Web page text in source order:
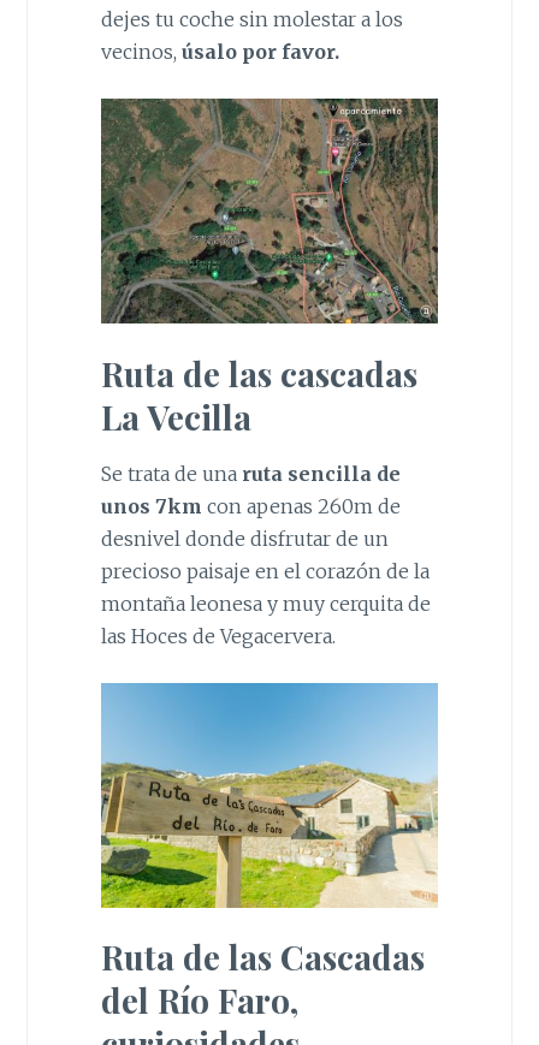
dejes tu coche sin molestar a los
vecinos, úsalo por favor.
Ruta de las cascadas
La Vecilla
Se trata de una ruta sencilla de
unos 7km con apenas 260m de
desnivel donde disfrutar de un
precioso paisaje en el corazón de la
montaña leonesa y muy cerquita de
las Hoces de Vegacervera.
Ruta de las Cascadas
del Río Faro,